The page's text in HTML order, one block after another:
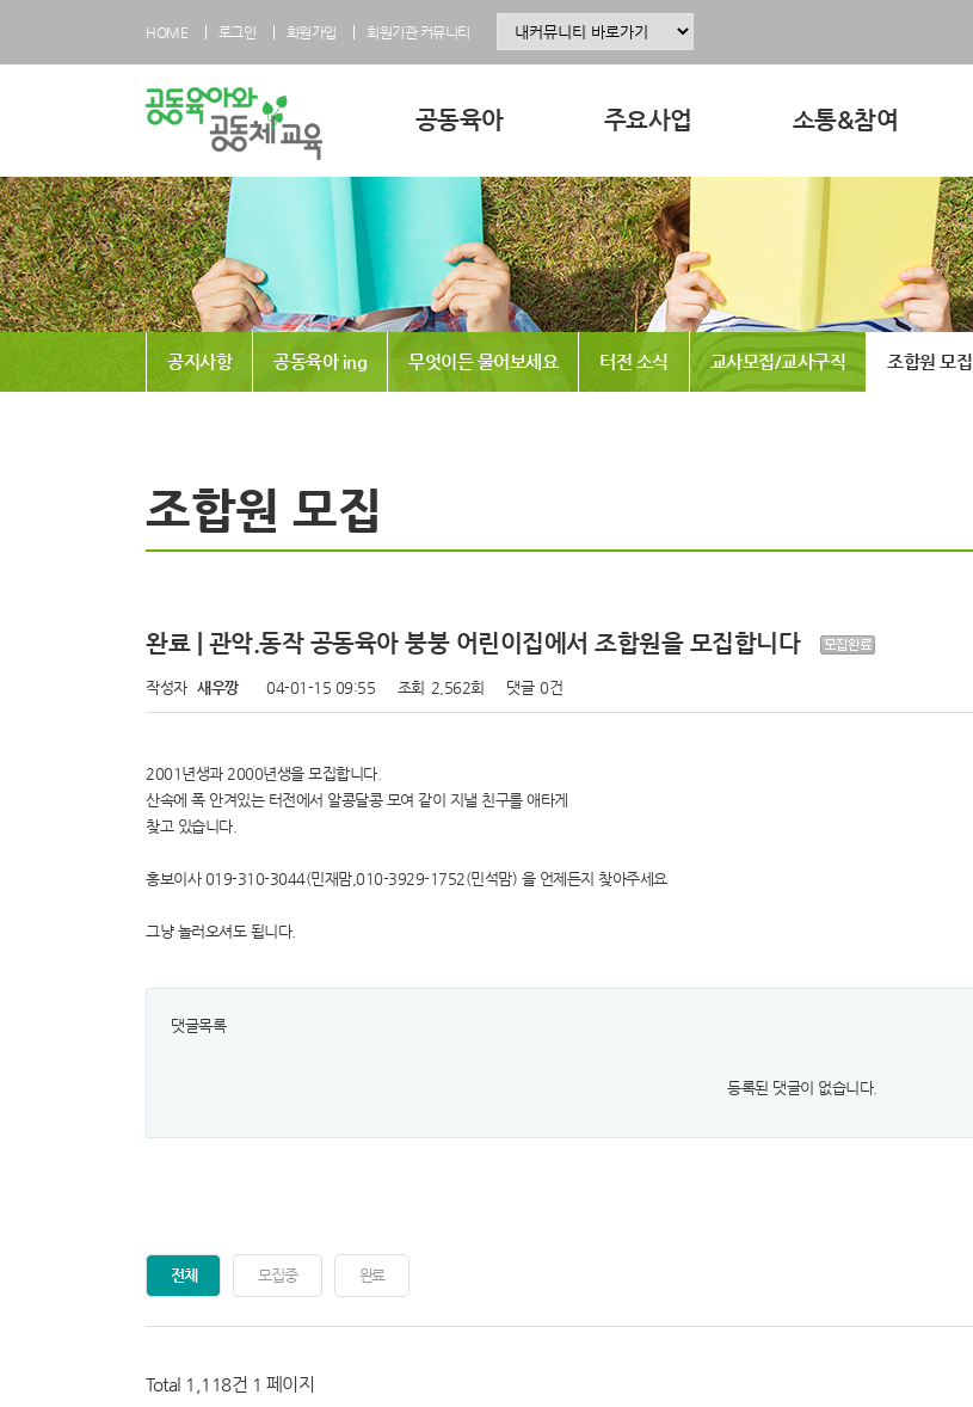
HOME 로그인 회원가입 회원기관 커뮤니티
공동육아
공동육아란
공동육아 영유아과정
공동육아 초등과정
공동육아사회적협동조합
전국공동육아현황
주요사업
주요사업소개
공동육아인증
현장조직사업
교육사업
연구사업
소통&참여
무엇이든 물어보세요
터전 소식
교사모집/교사구직
공지사항 공동육아 ing 무엇이든 물어보세요 터전 소식 교사모집/교사구직 조합원 모집
조합원 모집
완료 | 관악.동작 공동육아 붕붕 어린이집에서 조합원을 모집합니다
작성자 새우깡 04-01-15 09:55 조회 2,562회 댓글 0건
2001년생과 2000년생을 모집합니다.
산속에 폭 안겨있는 터전에서 알콩달콩 모여 같이 지낼 친구를 애타게
찾고 있습니다.
홍보이사 019-310-3044(민재맘,010-3929-1752(민석맘) 을 언제든지 찾아주세요
그냥 놀러오셔도 됩니다.
댓글목록
등록된 댓글이 없습니다.
전체 모집중 완료
Total 1,118건 1 페이지